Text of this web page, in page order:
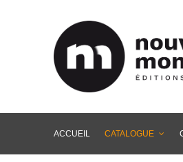
ACCUEIL
CATALOGUE